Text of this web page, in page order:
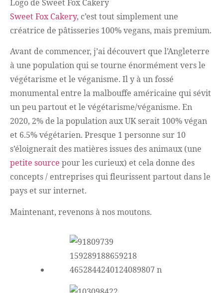
Logo de Sweet Fox Cakery
Sweet Fox Cakery, c’est tout simplement une
créatrice de pâtisseries 100% vegans, mais premium.
Avant de commencer, j’ai découvert que l’Angleterre
à une population qui se tourne énormément vers le
végétarisme et le véganisme. Il y à un fossé
monumental entre la malbouffe américaine qui sévit
un peu partout et le végétarisme/véganisme. En
2020, 2% de la population aux UK serait 100% végan
et 6.5% végétarien. Presque 1 personne sur 10
s’éloignerait des matières issues des animaux (une
petite source pour les curieux) et cela donne des
concepts / entreprises qui fleurissent partout dans le
pays et sur internet.
Maintenant, revenons à nos moutons.